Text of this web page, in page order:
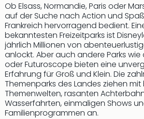
Ob Elsass, Normandie, Paris oder
auf der Suche nach Action und
Frankreich hervorragend bedient.
bekanntesten Freizeitparks ist
jährlich Millionen von
anlockt. Aber auch andere Parks wie
oder Futuroscope bieten eine
Erfahrung für Groß und Klein. Die
Themenparks des Landes ziehen
Themenwelten, rasanten
Wasserfahrten, einmaligen Shows
Familienprogrammen an.